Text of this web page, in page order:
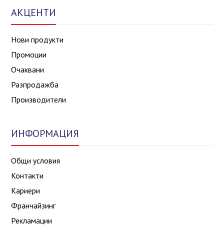
АКЦЕНТИ
Нови продукти
Промоции
Очаквани
Разпродажба
Производители
ИНФОРМАЦИЯ
Общи условия
Контакти
Кариери
Франчайзинг
Рекламации